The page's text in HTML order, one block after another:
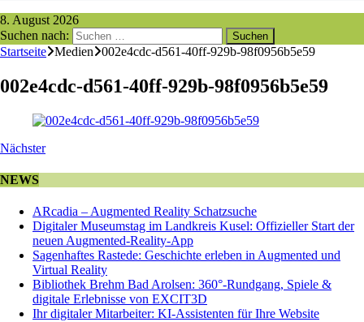
8. August 2026
Suchen nach:
Startseite Medien 002e4cdc-d561-40ff-929b-98f0956b5e59
002e4cdc-d561-40ff-929b-98f0956b5e59
Nächster
NEWS
ARcadia – Augmented Reality Schatzsuche
Digitaler Museumstag im Landkreis Kusel: Offizieller Start der
neuen Augmented-Reality-App
Sagenhaftes Rastede: Geschichte erleben in Augmented und
Virtual Reality
Bibliothek Brehm Bad Arolsen: 360°-Rundgang, Spiele &
digitale Erlebnisse von EXCIT3D
Ihr digitaler Mitarbeiter: KI-Assistenten für Ihre Website